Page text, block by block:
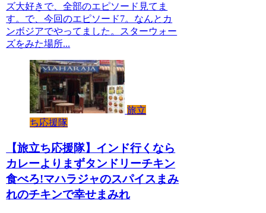
ズ大好きで、全部のエピソード見てま
す。で、今回のエピソード7。なんとカ
ンボジアでやってました。スターウォー
ズをみた場所...
旅立
ち応援隊
【旅立ち応援隊】インド行くなら
カレーよりまずタンドリーチキン
食べろ!マハラジャのスパイスまみ
れのチキンで幸せまみれ